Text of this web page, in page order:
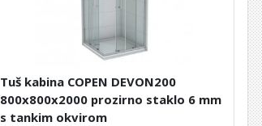
Tuš kabina COPEN DEVON200
800x800x2000 prozirno staklo 6 mm
s tankim okvirom